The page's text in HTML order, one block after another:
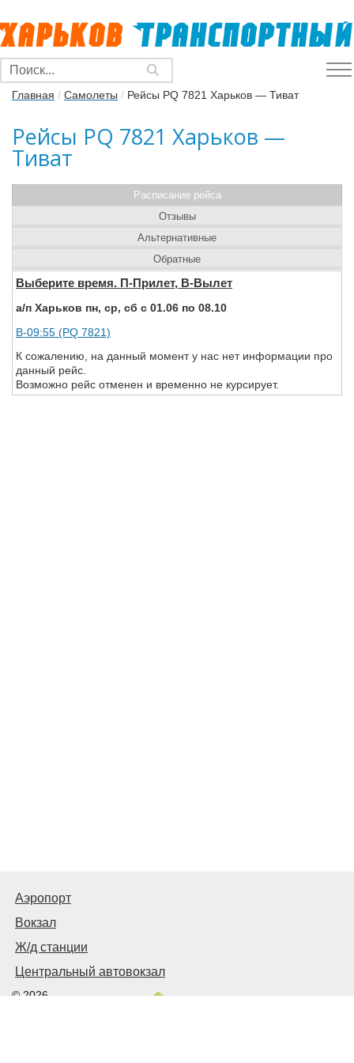
Главная / Самолеты / Рейсы PQ 7821 Харьков — Тиват
Рейсы PQ 7821 Харьков —
Тиват
Расписание рейса
Выберите время. П-Прилет, В-Вылет
а/п Харьков пн, ср, сб с 01.06 по 08.10
В-09:55 (PQ 7821)
К сожалению, на данный момент у нас нет информации про
данный рейс.
Возможно рейс отменен и временно не курсирует.
Отзывы
Альтернативные
Обратные
Аэропорт
Вокзал
Ж/д станции
Центральный автовокзал
© 2026